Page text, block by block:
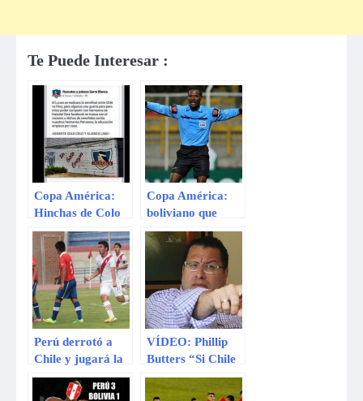
Te Puede Interesar :
Copa América:
Hinchas de Colo
Colo lanzan
mensaje de paz
antes del Perú –
Chile
Copa América:
boliviano que
perjudicó a Perú
ante Chile en
Eliminatorias
2014 designado
para hoy
Perú derrotó a
Chile y jugará la
final del
Sudamericano sub
VÍDEO: Phillip
Butters “Si Chile
es un país
hermano, es